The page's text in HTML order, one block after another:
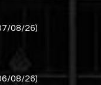
08/26)
08/26)